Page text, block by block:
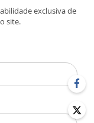
exclusiva de
site.